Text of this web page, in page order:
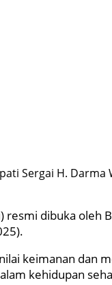
Sergai H.
resmi dibuka oleh
keimanan dan
kehidupan